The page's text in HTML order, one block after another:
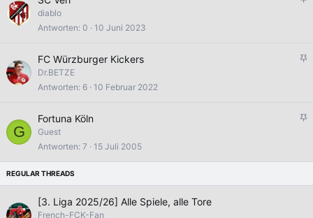
diablo
Antworten 0 10 Juni 2023
A
t
FC Würzburger Kickers
Dr.BETZE
Antworten 6 10 Februar 2022
G
A
i
Fortuna Köln
Guest
Antworten 7 15 Juli 2005
[3. Liga 2025/26] Alle Spiele, alle Tore
French-FCK-Fan